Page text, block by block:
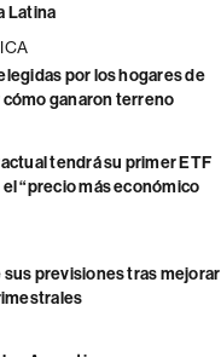
Latina
por los hogares de
ganaron terreno
tendrá su primer ETF
“precio más económico
previsiones tras mejorar